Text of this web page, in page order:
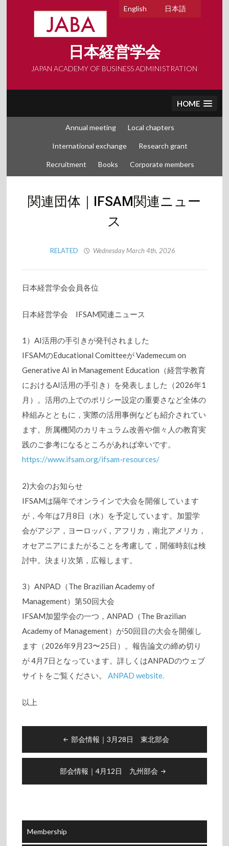
日本語
English
日本経営学会
JAPAN ACADEMY OF BUSINESS ADMINISTRATION
HOME
Annual meeting Local chapters
International exchange Research grant
Recruitment Books Corporate members
関連団体｜IFSAM関連ニュー
ス
RELATED Wednesday March 4th, 2026
日本経営学会会員各位
日本経営学会 IFSAM関連ニュース
1）AI活用の手引きが発刊されました
IFSAMのEducational Comitteeが Vademecum on
Generative AI in Management Education（経営学教育
におけるAI活用の手引き）を発表しました（2026年1
月）。活用の上でのポリシー設定の重要さなど全体の
枠組みとともに，実際の活用事例なども紹介されてい
ます。所属機関のカリキュラム改善や個々人の教育実
践のご参考になるところがあれば幸いです。
https://www.ifsam.org/ifsam-resources/
2)大会のお知らせ
IFSAMは隔年でオンラインで大会を開催しています
が，今年は7月8日（水）を予定しています。加盟学
会がアジア，ヨーロッパ，アフリカ，南北アメリカ，
オセアニアにまたがることを考慮して，開催時刻は検
討中。決まり次第，広報します。
3）ANPAD（The Brazilian Academy of
Management）第50回大会
IFSAM加盟学会の一つ，ANPAD（The Brazilian
Academy of Management）が50回目の大会を開催し
ます（2026年9月23〜25日）。報告論文の締め切り
が 4月7日となっています。詳しくはANPADのウェブ
サイトをご覧ください。ANPAD website.
以上
navigation部会情報｜3月28日 東北部会
部会情報｜4月12日 九州部会
Membership